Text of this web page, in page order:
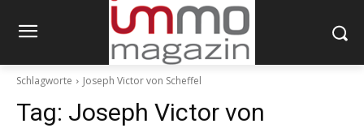
Schlagworte Joseph Victor von Scheffel
Tag: Joseph Victor von